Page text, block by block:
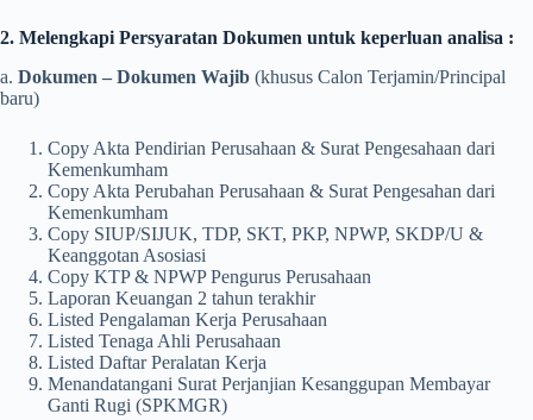
2. Melengkapi Persyaratan Dokumen untuk keperluan analisa :
a. Dokumen – Dokumen Wajib (khusus Calon Terjamin/Principal
baru)
Copy Akta Pendirian Perusahaan & Surat Pengesahaan dari
Kemenkumham
Copy Akta Perubahan Perusahaan & Surat Pengesahan dari
Kemenkumham
Copy SIUP/SIJUK, TDP, SKT, PKP, NPWP, SKDP/U &
Keanggotan Asosiasi
Copy KTP & NPWP Pengurus Perusahaan
Laporan Keuangan 2 tahun terakhir
Listed Pengalaman Kerja Perusahaan
Listed Tenaga Ahli Perusahaan
Listed Daftar Peralatan Kerja
Menandatangani Surat Perjanjian Kesanggupan Membayar
Ganti Rugi (SPKMGR)